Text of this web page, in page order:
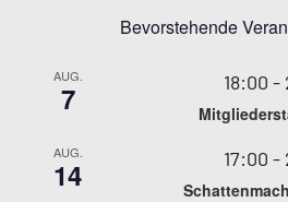
Bevorstehende
AUG.
7 18:00 -
AUG.
14 17:00 -